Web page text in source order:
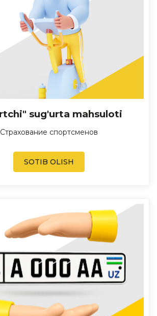
sug'urta mahsuloti
Страхование спортсменов
SOTIB OLISH